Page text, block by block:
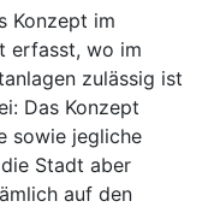
Konzept im
erfasst, wo im
zulässig ist
Das Konzept
sowie jegliche
Stadt aber
auf den